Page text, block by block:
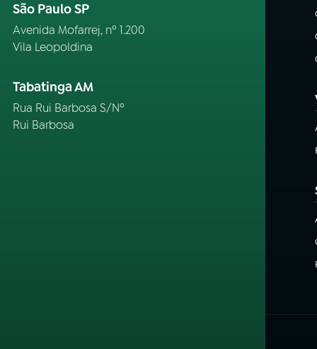
São Paulo SP
Avenida Mofarrej, nº 1.200
Vila Leopoldina
Tabatinga AM
Rua Rui Barbosa S/Nº
Rui Barbosa